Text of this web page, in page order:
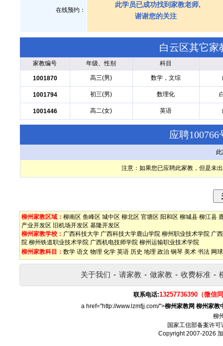
在线预约：
此学员已成功找到家教老师,
谢谢您的关注
白云区其它家
家教编号 年级、性别 科目
1001870 高三(男) 数学，文综
1001794 初三(男) 数理化
1001446 高二(女) 英语
应聘
注意：如果您已应聘此家教，但是未
柳州家教区域： 柳南区 鱼峰区 城中区 柳北区 官塘区 阳和区 柳城县 柳江县
产业开发区
旧机场开发区 基隆开发区
柳州家教学校： 广西科技大学 广西科技大学鹿山学院 柳州职业技术学院 广
院 柳州铁道职业技术学院 广西机电技师学院 柳州运输职业技术学院
柳州家教科目： 数学 语文 物理 化学 英语 历史 地理 政治 钢琴 美术 书法 网球
关于我们 - 请家教 - 做家教 - 收费标准 -
联系电话:13257736390（微信
a href="http://www.lzmfjj.com/">柳州家教网 柳州家教
柳
国家工信部备案许可
Copyright 2007-2026